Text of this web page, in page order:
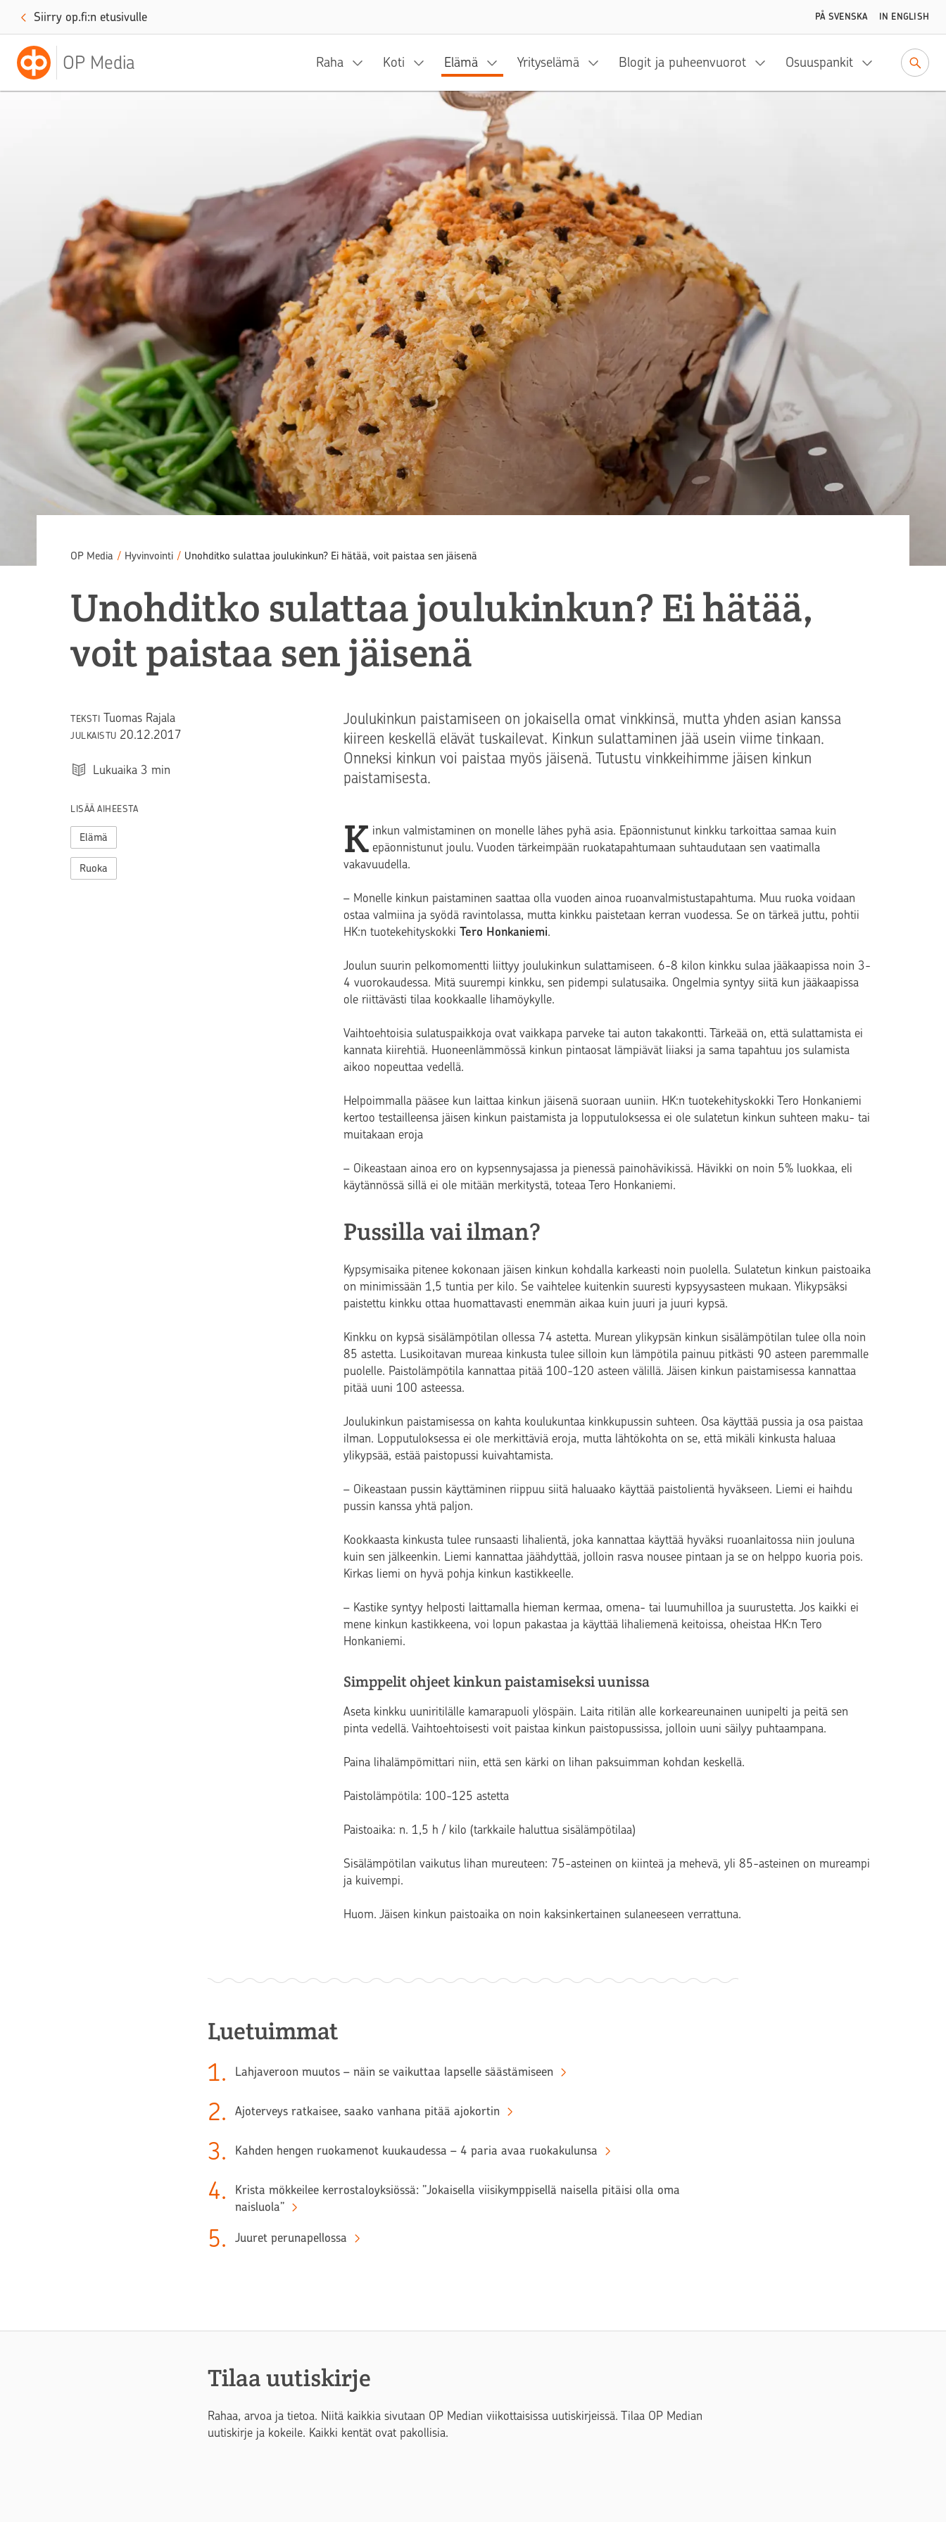
Siirry op.fi:n etusivulle PÅ SVENSKA IN ENGLISH
OP Media Raha Koti Elämä Yrityselämä Blogit ja puheenvuorot Osuuspankit
OP Media / Hyvinvointi / Unohditko sulattaa joulukinkun? Ei hätää, voit paistaa sen jäisenä
Unohditko sulattaa joulukinkun? Ei hätää,
voit paistaa sen jäisenä
TEKSTI Tuomas Rajala
JULKAISTU 20.12.2017
Lukuaika 3 min
LISÄÄ AIHEESTA
Elämä
Ruoka
Joulukinkun paistamiseen on jokaisella omat vinkkinsä, mutta yhden asian kanssa
kiireen keskellä elävät tuskailevat. Kinkun sulattaminen jää usein viime tinkaan.
Onneksi kinkun voi paistaa myös jäisenä. Tutustu vinkkeihimme jäisen kinkun
paistamisesta.
K inkun valmistaminen on monelle lähes pyhä asia. Epäonnistunut kinkku tarkoittaa samaa kuin
epäonnistunut joulu. Vuoden tärkeimpään ruokatapahtumaan suhtaudutaan sen vaatimalla
vakavuudella.
– Monelle kinkun paistaminen saattaa olla vuoden ainoa ruoanvalmistustapahtuma. Muu ruoka voidaan
ostaa valmiina ja syödä ravintolassa, mutta kinkku paistetaan kerran vuodessa. Se on tärkeä juttu, pohtii
HK:n tuotekehityskokkiTero Honkaniemi.
Joulun suurin pelkomomentti liittyy joulukinkun sulattamiseen. 6-8 kilon kinkku sulaa jääkaapissa noin 3-
4 vuorokaudessa. Mitä suurempi kinkku, sen pidempi sulatusaika. Ongelmia syntyy siitä kun jääkaapissa
ole riittävästi tilaa kookkaalle lihamöykylle.
Vaihtoehtoisia sulatuspaikkoja ovat vaikkapa parveke tai auton takakontti. Tärkeää on, että sulattamista ei
kannata kiirehtiä. Huoneenlämmössä kinkun pintaosat lämpiävät liiaksi ja sama tapahtuu jos sulamista
aikoo nopeuttaa vedellä.
Helpoimmalla pääsee kun laittaa kinkun jäisenä suoraan uuniin. HK:n tuotekehityskokki Tero Honkaniemi
kertoo testailleensa jäisen kinkun paistamista ja lopputuloksessa ei ole sulatetun kinkun suhteen maku- tai
muitakaan eroja
– Oikeastaan ainoa ero on kypsennysajassa ja pienessä painohävikissä. Hävikki on noin 5% luokkaa, eli
käytännössä sillä ei ole mitään merkitystä, toteaa Tero Honkaniemi.
Pussilla vai ilman?
Kypsymisaika pitenee kokonaan jäisen kinkun kohdalla karkeasti noin puolella. Sulatetun kinkun paistoaika
on minimissään 1,5 tuntia per kilo. Se vaihtelee kuitenkin suuresti kypsyysasteen mukaan. Ylikypsäksi
paistettu kinkku ottaa huomattavasti enemmän aikaa kuin juuri ja juuri kypsä.
Kinkku on kypsä sisälämpötilan ollessa 74 astetta. Murean ylikypsän kinkun sisälämpötilan tulee olla noin
85 astetta. Lusikoitavan mureaa kinkusta tulee silloin kun lämpötila painuu pitkästi 90 asteen paremmalle
puolelle. Paistolämpötila kannattaa pitää 100-120 asteen välillä. Jäisen kinkun paistamisessa kannattaa
pitää uuni 100 asteessa.
Joulukinkun paistamisessa on kahta koulukuntaa kinkkupussin suhteen. Osa käyttää pussia ja osa paistaa
ilman. Lopputuloksessa ei ole merkittäviä eroja, mutta lähtökohta on se, että mikäli kinkusta haluaa
ylikypsää, estää paistopussi kuivahtamista.
– Oikeastaan pussin käyttäminen riippuu siitä haluaako käyttää paistolientä hyväkseen. Liemi ei haihdu
pussin kanssa yhtä paljon.
Kookkaasta kinkusta tulee runsaasti lihalientä, joka kannattaa käyttää hyväksi ruoanlaitossa niin jouluna
kuin sen jälkeenkin. Liemi kannattaa jäähdyttää, jolloin rasva nousee pintaan ja se on helppo kuoria pois.
Kirkas liemi on hyvä pohja kinkun kastikkeelle.
– Kastike syntyy helposti laittamalla hieman kermaa, omena- tai luumuhilloa ja suurustetta. Jos kaikki ei
mene kinkun kastikkeena, voi lopun pakastaa ja käyttää lihaliemenä keitoissa, oheistaa HK:n Tero
Honkaniemi.
Simppelit ohjeet kinkun paistamiseksi uunissa
Aseta kinkku uuniritilälle kamarapuoli ylöspäin. Laita ritilän alle korkeareunainen uunipelti ja peitä sen
pinta vedellä. Vaihtoehtoisesti voit paistaa kinkun paistopussissa, jolloin uuni säilyy puhtaampana.
Paina lihalämpömittari niin, että sen kärki on lihan paksuimman kohdan keskellä.
Paistolämpötila: 100-125 astetta
Paistoaika: n. 1,5 h / kilo (tarkkaile haluttua sisälämpötilaa)
Sisälämpötilan vaikutus lihan mureuteen: 75-asteinen on kiinteä ja mehevä, yli 85-asteinen on mureampi
ja kuivempi.
Huom. Jäisen kinkun paistoaika on noin kaksinkertainen sulaneeseen verrattuna.
Luetuimmat
1. Lahjaveroon muutos – näin se vaikuttaa lapselle säästämiseen
2. Ajoterveys ratkaisee, saako vanhana pitää ajokortin
3. Kahden hengen ruokamenot kuukaudessa – 4 paria avaa ruokakulunsa
4.
Krista mökkeilee kerrostaloyksiössä: ”Jokaisella viisikymppisellä naisella pitäisi olla oma
naisluola”
5. Juuret perunapellossa
Tilaa uutiskirje
Rahaa, arvoa ja tietoa. Niitä kaikkia sivutaan OP Median viikottaisissa uutiskirjeissä. Tilaa OP Median
uutiskirje ja kokeile. Kaikki kentät ovat pakollisia.